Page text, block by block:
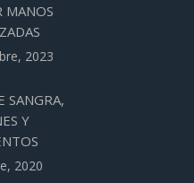
MANOS
2023
SANGRA,
Y
2020